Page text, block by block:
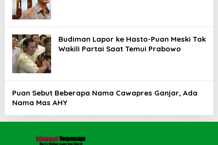
Budiman Lapor ke Hasto-Puan Meski Tak
Wakili Partai Saat Temui Prabowo
Puan Sebut Beberapa Nama Cawapres Ganjar, Ada
Nama Mas AHY